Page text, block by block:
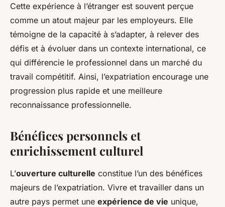
Cette expérience à l’étranger est souvent perçue
comme un atout majeur par les employeurs. Elle
témoigne de la capacité à s’adapter, à relever des
défis et à évoluer dans un contexte international, ce
qui différencie le professionnel dans un marché du
travail compétitif. Ainsi, l’expatriation encourage une
progression plus rapide et une meilleure
reconnaissance professionnelle.
Bénéfices personnels et
enrichissement culturel
L’ouverture culturelle constitue l’un des bénéfices
majeurs de l’expatriation. Vivre et travailler dans un
autre pays permet une expérience de vie unique,